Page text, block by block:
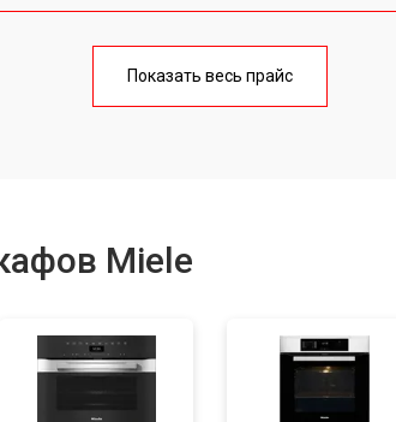
от 60 мин
Показать весь прайс
Miele